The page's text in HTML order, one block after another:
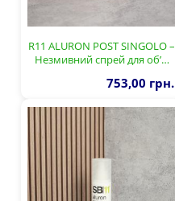
R11 ALURON POST SINGOLO –
Незмивний спрей для об’…
753,00 грн.